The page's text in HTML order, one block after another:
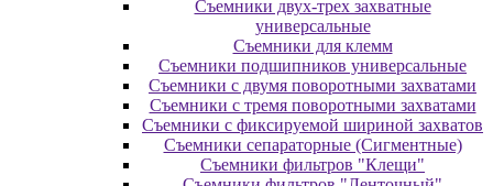
Съемники двух-трех захватные
универсальные
Съемники для клемм
Съемники подшипников универсальные
Съемники с двумя поворотными захватами
Съемники с тремя поворотными захватами
Съемники с фиксируемой шириной захватов
Съемники сепараторные (Сигментные)
Съемники фильтров "Клещи"